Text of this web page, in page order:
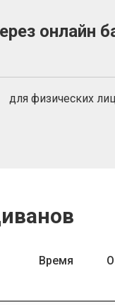
онлайн
для физических
Время